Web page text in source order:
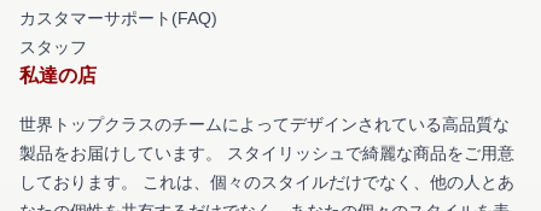
カスタマーサポート(FAQ)
スタッフ
私達の店
世界トップクラスのチームによってデザインされている高品質な
製品をお届けしています。 スタイリッシュで綺麗な商品をご用意
しております。 これは、個々のスタイルだけでなく、他の人とあ